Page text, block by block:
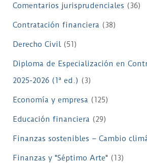
Comentarios jurisprudenciales (36)
Contratación financiera (38)
Derecho Civil(51)
Diploma de Especialización en
2025-2026 (1ª ed.) (3)
Economía y empresa (125)
Educación financiera (29)
Finanzas sostenibles – Cambio
Finanzas y "Séptimo Arte" (13)